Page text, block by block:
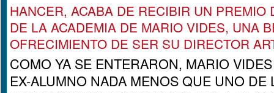
HANCER, ACABA DE RECIBIR UN PREMIO
DE LA ACADEMIA DE MARIO VIDES, UNA
OFRECIMIENTO DE SER SU DIRECTOR
COMO YA SE ENTERARON, MARIO
EX-ALUMNO NADA MENOS QUE UNO DE